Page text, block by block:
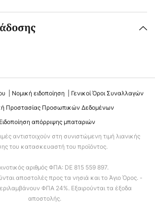
Νομική ειδοποίηση
Γενικοί Όροι Συναλλαγών
Προστασίας Προσωπικών Δεδομένων
Ειδοποίηση απόρριψης μπαταριών
αντιστοιχούν στη συνιστώμενη τιμή λιανικής
του κατασκευαστή του προϊόντος.
αριθμός ΦΠΑ: DE 815 559 897.
αποστολές προς τα νησιά και το Άγιο Όρος. -
ΦΠΑ 24%. Εξαιρούνται τα έξοδα
αποστολής.